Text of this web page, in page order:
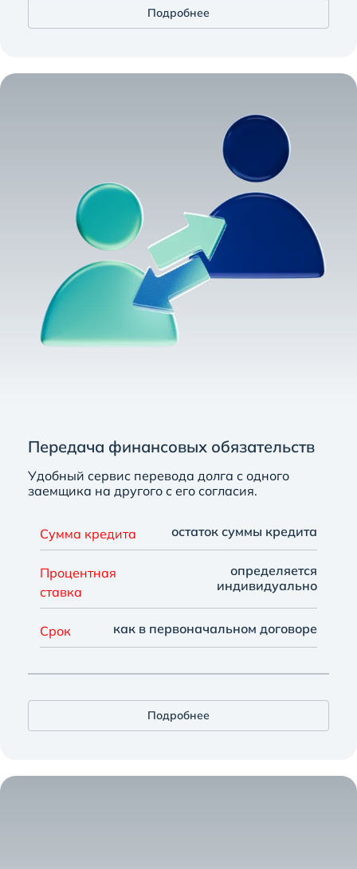
Подробнее
Передача финансовых обязательств
Удобный сервис перевода долга с одного
заемщика на другого с его согласия.
Сумма кредита остаток суммы кредита
Процентная
ставка
определяется
индивидуально
Срок как в первоначальном договоре
Подробнее